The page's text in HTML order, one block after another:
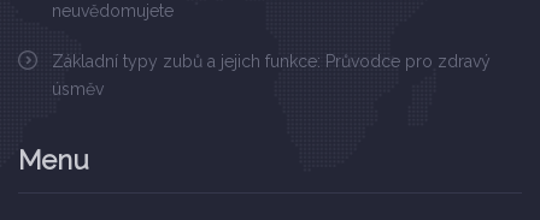
neuvědomujete
Základní typy zubů a jejich funkce: Průvodce pro zdravý
úsměv
Menu